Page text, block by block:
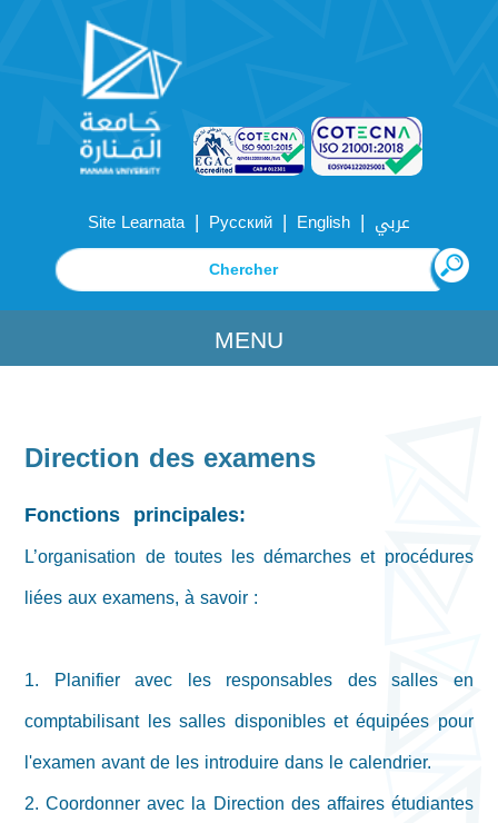
Site Learnata | Русский | English | عربي
MENU
Direction des examens
Fonctions principales:
L’organisation de toutes les démarches et procédures
liées aux examens, à savoir :
1. Planifier avec les responsables des salles en
comptabilisant les salles disponibles et équipées pour
l'examen avant de les introduire dans le calendrier.
2. Coordonner avec la Direction des affaires étudiantes